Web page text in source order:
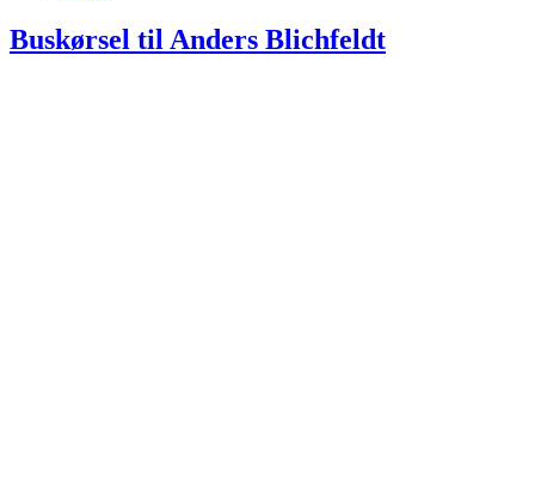
Buskørsel til Anders Blichfeldt